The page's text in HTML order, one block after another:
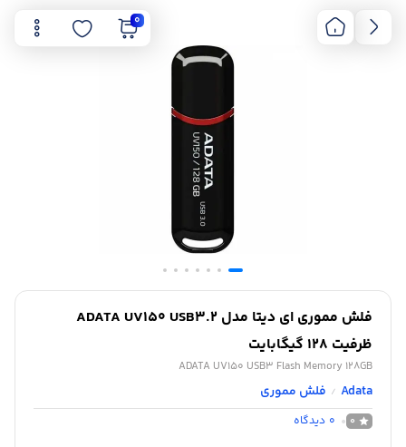
0
فلش مموری ای دیتا مدل ADATA UV150 USB3.2
ظرفیت 128 گیگابایت
ADATA UV150 USB3 Flash Memory 128GB
Adata
/ فلش مموری
0
0 دیدگاه